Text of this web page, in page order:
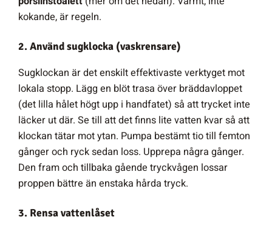
kokande, är regeln.
2. Använd sugklocka (vaskrensare)
Sugklockan är det enskilt effektivaste verktyget mot
lokala stopp. Lägg en blöt trasa över bräddavloppet
(det lilla hålet högt upp i handfatet) så att trycket inte
läcker ut där. Se till att det finns lite vatten kvar så att
klockan tätar mot ytan. Pumpa bestämt tio till femton
gånger och ryck sedan loss. Upprepa några gånger.
Den fram och tillbaka gående tryckvågen lossar
proppen bättre än enstaka hårda tryck.
3. Rensa vattenlåset